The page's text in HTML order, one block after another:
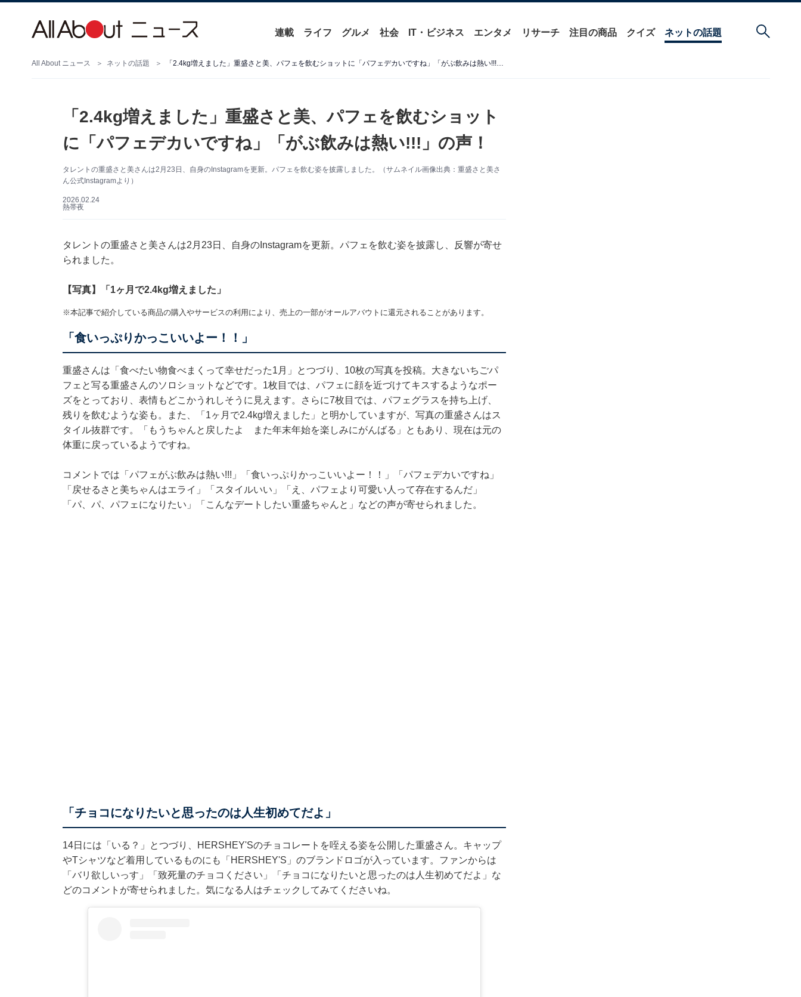
連載 ライフ グルメ 社会 IT・ビジネス エンタメ リサーチ 注目の商品 クイズ ネットの話題
All About ニュース ネットの話題 「2.4kg増えました」重盛さと美、パフェを飲むショットに「パフェデカいですね」「がぶ飲みは熱い!!!」の声！
「2.4kg増えました」重盛さと美、パフェを飲むショット
に「パフェデカいですね」「がぶ飲みは熱い!!!」の声！
タレントの重盛さと美さんは2月23日、自身のInstagramを更新。パフェを飲む姿を披露しました。（サムネイル画像出典：重盛さと美さ
ん公式Instagramより）
2026.02.24
熱帯夜
タレントの重盛さと美さんは2月23日、自身のInstagramを更新。パフェを飲む姿を披露し、反響が寄せ
られました。
【写真】「1ヶ月で2.4kg増えました」
※本記事で紹介している商品の購入やサービスの利用により、売上の一部がオールアバウトに還元されることがあります。
「食いっぷりかっこいいよー！！」
重盛さんは「食べたい物食べまくって幸せだった1月」とつづり、10枚の写真を投稿。大きないちごパ
フェと写る重盛さんのソロショットなどです。1枚目では、パフェに顔を近づけてキスするようなポー
ズをとっており、表情もどこかうれしそうに見えます。さらに7枚目では、パフェグラスを持ち上げ、
残りを飲むような姿も。また、「1ヶ月で2.4kg増えました」と明かしていますが、写真の重盛さんはス
タイル抜群です。「もうちゃんと戻したよ また年末年始を楽しみにがんばる」ともあり、現在は元の
体重に戻っているようですね。
コメントでは「パフェがぶ飲みは熱い!!!」「食いっぷりかっこいいよー！！」「パフェデカいですね」
「戻せるさと美ちゃんはエライ」「スタイルいい」「え、パフェより可愛い人って存在するんだ」
「パ、パ、パフェになりたい」「こんなデートしたい重盛ちゃんと」などの声が寄せられました。
「チョコになりたいと思ったのは人生初めてだよ」
14日には「いる？」とつづり、HERSHEY'Sのチョコレートを咥える姿を公開した重盛さん。キャップ
やTシャツなど着用しているものにも「HERSHEY'S」のブランドロゴが入っています。ファンからは
「バリ欲しいっす」「致死量のチョコください」「チョコになりたいと思ったのは人生初めてだよ」な
どのコメントが寄せられました。気になる人はチェックしてみてくださいね。